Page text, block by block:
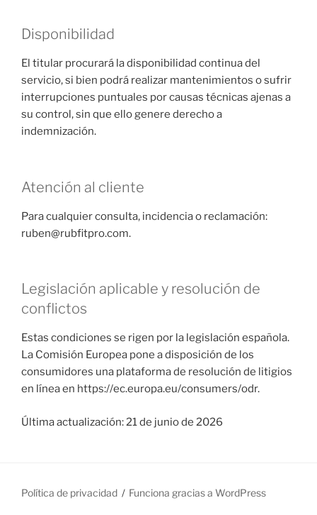
Disponibilidad
El titular procurará la disponibilidad continua del
servicio, si bien podrá realizar mantenimientos o sufrir
interrupciones puntuales por causas técnicas ajenas a
su control, sin que ello genere derecho a
indemnización.
Atención al cliente
Para cualquier consulta, incidencia o reclamación:
ruben@rubfitpro.com.
Legislación aplicable y resolución de
conflictos
Estas condiciones se rigen por la legislación española.
La Comisión Europea pone a disposición de los
consumidores una plataforma de resolución de litigios
en línea en https://ec.europa.eu/consumers/odr.
Última actualización: 21 de junio de 2026
Política de privacidad Funciona gracias a WordPress